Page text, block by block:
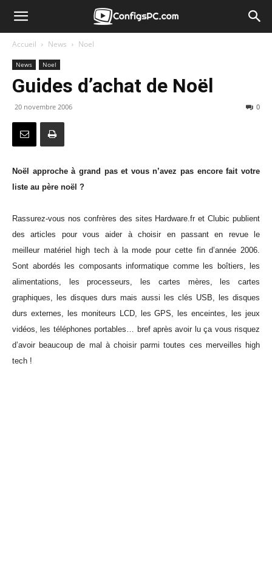
Accueil News Noel
News Noel
Guides d’achat de Noël
20 novembre 2006 0
Noël approche à grand pas et vous n’avez pas encore fait votre
liste au père noël ?
Rassurez-vous nos confrères des sites Hardware.fr et Clubic publient
des articles pour vous aider à choisir en passant en revue le
meilleur matériel high tech à la mode pour cette fin d’année 2006.
Sont abordés les composants informatique comme les boîtiers, les
alimentations, les processeurs, les cartes mères, les cartes
graphiques, les disques durs mais aussi les clés USB, les disques
durs externes, les moniteurs LCD, les GPS, les enceintes, les jeux
vidéos, les téléphones portables… bref après avoir lu ça vous risquez
d’avoir beaucoup de mal à choisir parmi toutes ces merveilles high
tech !